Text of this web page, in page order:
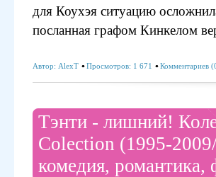
для Коухэя ситуацию
посланная графом Кинкелом
Автор: AlexT Просмотров: 1 671 Комментариев
Тэнти - лишний!
Colection (1995-
комедия, романтика,